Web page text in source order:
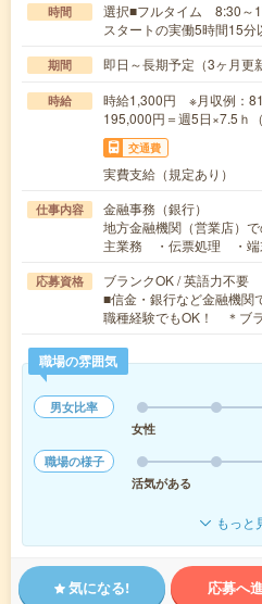
時間
選択■フルタイム 8:30～
スタートの実働5時間15
期間 即日～長期予定（3ヶ月更
時給
時給1,300円 ※月収例：
195,000円＝週5日×7.5ｈ
交通費
実費支給（規定あり）
仕事内容
金融事務（銀行）
地方金融機関（営業店）
主業務 ・伝票処理 ・
応募資格
ブランクOK / 英語力不要
■信金・銀行など金融機
職種経験でもOK！ ＊ブ
職場の雰囲気
男女比率
女性
職場の様子
活気がある
もっと
気になる! 応募へ